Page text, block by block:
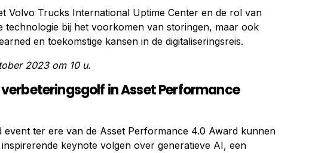
Volvo Trucks International Uptime Center en de rol van
technologie bij het voorkomen van storingen, maar ook
en toekomstige kansen in de digitaliseringsreis.
2023 om 10 u.
in Asset Performance
event ter ere van de Asset Performance 4.0 Award kunnen
keynote volgen over generatieve AI, een